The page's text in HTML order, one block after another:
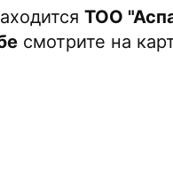
ТОО
смотрите на